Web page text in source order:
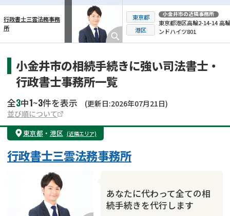
横スクロール可能
行政書士三雲法務事務
所
東京都
港区
小金井市の近隣事務所
東京都港区高輪2-14-14 高
ンドハイツ801
小金井市の相続手続きに強い司法書士・
行政書士事務所一覧
全3中1~3件を表示
(更新日:2026年07月21日)
並び順について
東京都 ・ 港区 (近隣エリア)
あなたに代わって全ての相
続手続きを代行します
行政書士三雲法務事務所